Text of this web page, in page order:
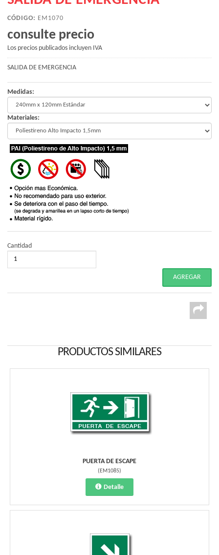
CÓDIGO: EM1070
consulte precio
Los precios publicados incluyen IVA
SALIDA DE EMERGENCIA
Medidas:
Materiales:
Cantidad
PRODUCTOS SIMILARES
PUERTA DE ESCAPE
( EM1085)
Detalle